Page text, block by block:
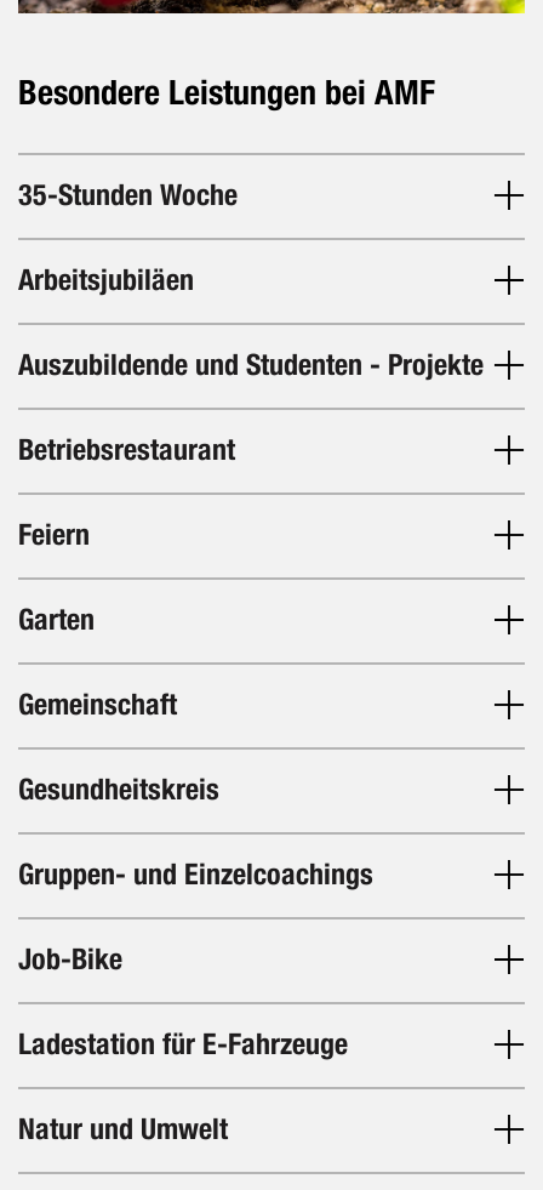
Besondere Leistungen bei AMF
35-Stunden Woche
Arbeitsjubiläen
Auszubildende und Studenten - Projekte
Betriebsrestaurant
Feiern
Garten
Gemeinschaft
Gesundheitskreis
Gruppen- und Einzelcoachings
Job-Bike
Ladestation für E-Fahrzeuge
Natur und Umwelt